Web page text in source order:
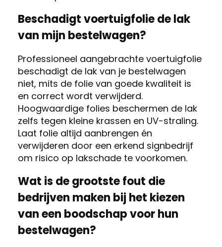
Beschadigt voertuigfolie de lak
van mijn bestelwagen?
Professioneel aangebrachte voertuigfolie
beschadigt de lak van je bestelwagen
niet, mits de folie van goede kwaliteit is
en correct wordt verwijderd.
Hoogwaardige folies beschermen de lak
zelfs tegen kleine krassen en UV-straling.
Laat folie altijd aanbrengen én
verwijderen door een erkend signbedrijf
om risico op lakschade te voorkomen.
Wat is de grootste fout die
bedrijven maken bij het kiezen
van een boodschap voor hun
bestelwagen?